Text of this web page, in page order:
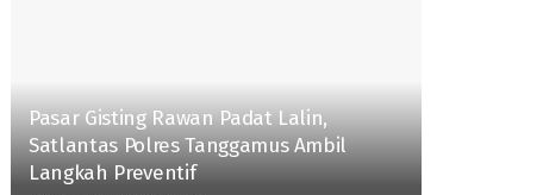
Pasar Gisting Rawan Padat Lalin,
Satlantas Polres Tanggamus Ambil
Langkah Preventif